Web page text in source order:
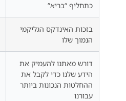
כתחליף “בריא”
בזכות האינדקס הגליקמי
הנמוך שלו
דורש מאתנו להעמיק את
הידע שלנו כדי לקבל את
ההחלטות הנכונות ביותר
עבורנו